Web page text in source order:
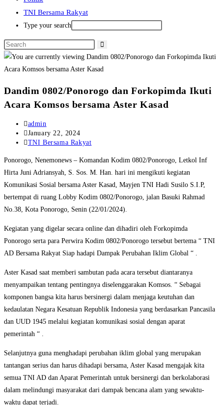
TNI Bersama Rakyat
Type your search
Dandim 0802/Ponorogo dan Forkopimda Ikuti
Acara Komsos bersama Aster Kasad
Post
author:
admin
Post
published:
January 22, 2024
Post
TNI Bersama Rakyat
Ponorogo, Nenemonews – Komandan Kodim 0802/Ponorogo, Letkol Inf
Hirta Juni Adriansyah, S. Sos. M. Han. hari ini mengikuti kegiatan
Komunikasi Sosial bersama Aster Kasad, Mayjen TNI Hadi Susilo S.I.P,
bertempat di ruang Lobby Kodim 0802/Ponorogo, jalan Basuki Rahmad
No.38, Kota Ponorogo, Senin (22/01/2024).
Kegiatan yang digelar secara online dan dihadiri oleh Forkopimda
Ponorogo serta para Perwira Kodim 0802/Ponorogo tersebut bertema “ TNI
AD Bersama Rakyat Siap hadapi Dampak Perubahan Iklim Global “ .
Aster Kasad saat memberi sambutan pada acara tersebut diantaranya
menyampaikan tentang pentingnya diselenggarakan Komsos. “ Sebagai
komponen bangsa kita harus bersinergi dalam menjaga keutuhan dan
kedaulatan Negara Kesatuan Republik Indonesia yang berdasarkan Pancasila
dan UUD 1945 melalui kegiatan komunikasi sosial dengan aparat
pemerintah “ .
Selanjutnya guna menghadapi perubahan iklim global yang merupakan
tantangan serius dan harus dihadapi bersama, Aster Kasad mengajak kita
semua TNI AD dan Aparat Pemerintah untuk bersinergi dan berkolaborasi
dalam melindungi masyarakat dari dampak bencana alam yang sewaktu-
waktu dapat terjadi.